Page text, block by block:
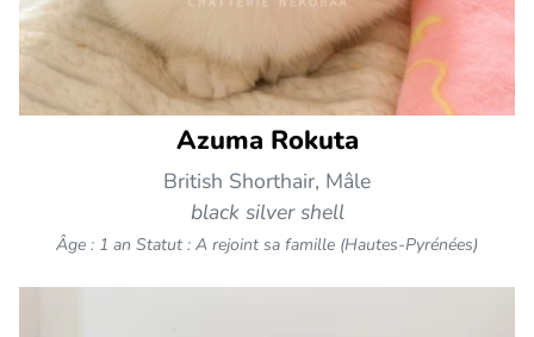
Azuma Rokuta
British Shorthair, Mâle
black silver shell
Âge : 1 an Statut : A rejoint sa famille (Hautes-Pyrénées)